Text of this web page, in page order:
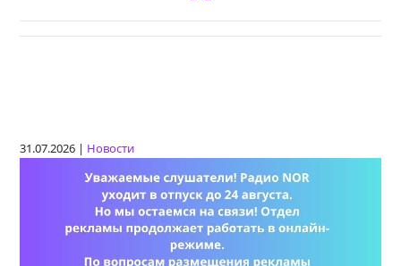
31.07.2026 | Новости